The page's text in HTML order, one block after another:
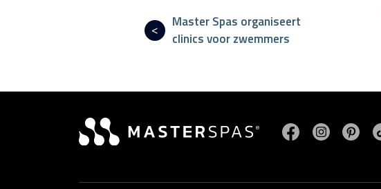
Master Spas organiseert
clinics voor zwemmers
BezoekBezoek